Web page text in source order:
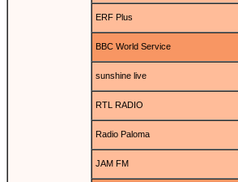
ERF Plus
BBC World Service
sunshine live
RTL RADIO
Radio Paloma
JAM FM